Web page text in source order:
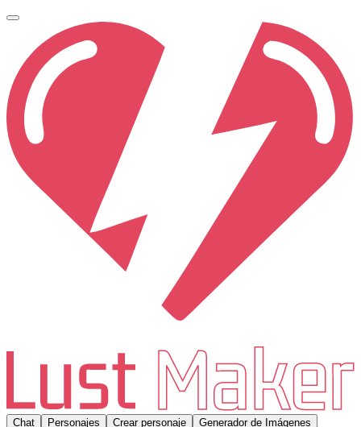
Chat Personajes Crear personaje
Generador de Imágenes